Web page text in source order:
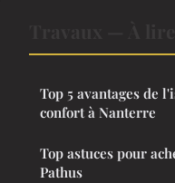
Top 5 avantages de
confort à Nanterre
Top astuces pour
Pathus